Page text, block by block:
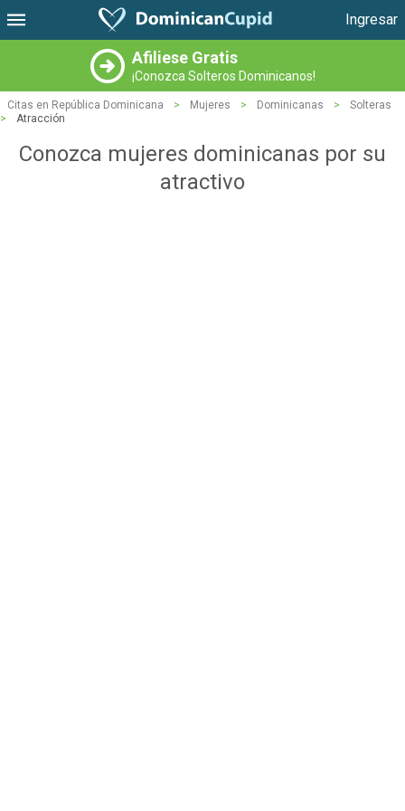
Ingresar
Afiliese Gratis
¡Conozca Solteros Dominicanos!
Citas en República Dominicana > Mujeres > Dominicanas >
Solteras
>
Atracción
Conozca mujeres dominicanas por su
atractivo